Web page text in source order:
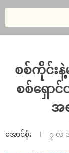
စစ်ကိုင်းနဲ့
စစ်ရှော
အ
အောင်စိုး ၇ လ